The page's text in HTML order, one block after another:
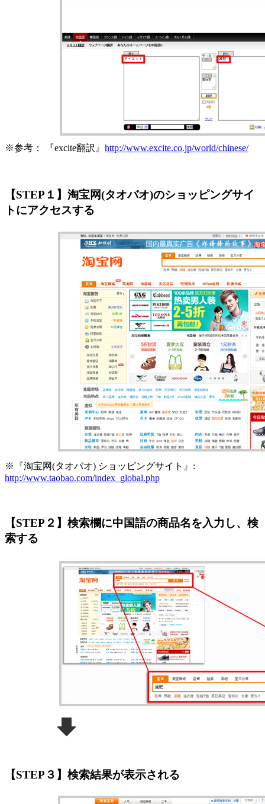
※参考： 『excite翻訳』 http://www.excite.co.jp/world/chinese/
【STEP１】淘宝网(タオバオ)のショッピングサイ
トにアクセスする
※『淘宝网(タオバオ) ショッピングサイト』:
http://www.taobao.com/index_global.php
【STEP２】検索欄に中国語の商品名を入力し、検
索する
【STEP３】検索結果が表示される